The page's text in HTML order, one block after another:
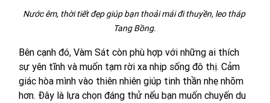
Nước êm, thời tiết đẹp giúp bạn thoải mái đi thuyền, leo tháp
Tang Bồng.
Bên cạnh đó, Vàm Sát còn phù hợp với những ai thích
sự yên tĩnh và muốn tạm rời xa nhịp sống đô thị. Cảm
giác hòa mình vào thiên nhiên giúp tinh thần nhẹ nhõm
hơn. Đây là lựa chọn đáng thử nếu bạn muốn chuyến du